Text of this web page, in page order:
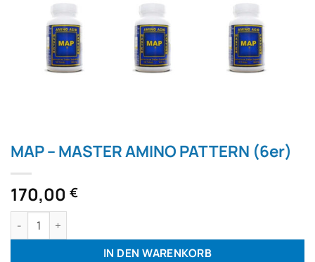
MAP – MASTER AMINO PATTERN (6er)
170,00 €
MAP – MASTER AMINO PATTERN (6er) Menge
IN DEN WARENKORB